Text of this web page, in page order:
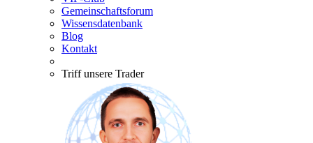
Gemeinschaftsforum
Wissensdatenbank
Blog
Kontakt
Triff unsere Trader